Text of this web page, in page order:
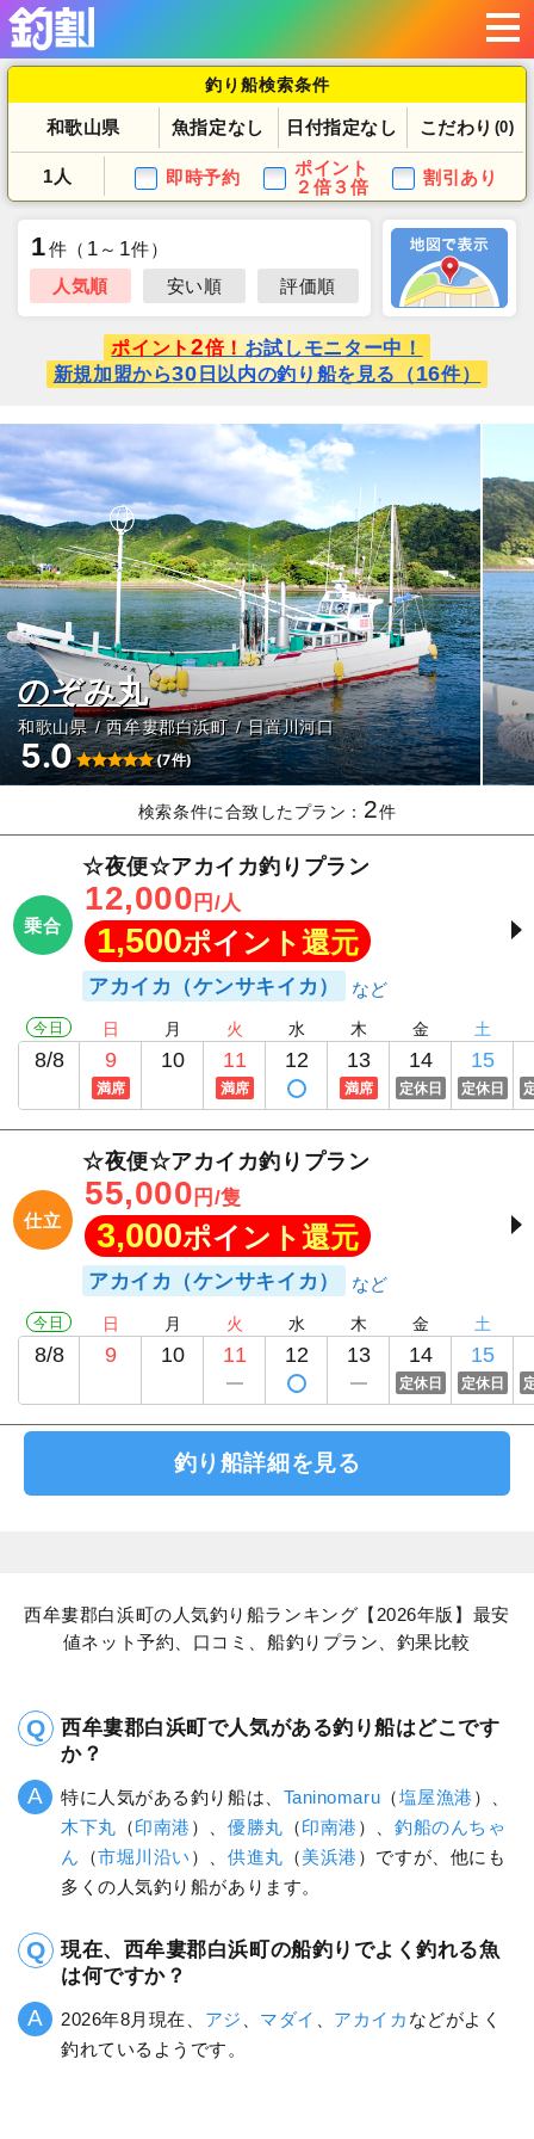
釣り船検索条件
和歌山県 魚指定なし 日付指定なし こだわり (0)
1人 即時予約
ポイント
２倍３倍
割引あり
1件 （ 1 ～ 1件）
人気順
安い順 評価順
ポイント 2倍！ お試しモニター中！
新規加盟から30 日以内の釣り船を見る（16件）
のぞみ丸
和歌山県 西牟婁郡白浜町 日置川河口
5.0 (7件)
検索条件に合致したプラン： 2件
乗合
☆夜便☆アカイカ釣りプラン
12,000 円/人
1,500ポイント還元
アカイカ（ケンサキイカ）
今日
8/8
日
9
満席
月
10
火
11
満席
水
12
木
13
満席
金
14
定休日
土
15
定休日
仕立
☆夜便☆アカイカ釣りプラン
55,000 円/隻
3,000ポイント還元
アカイカ（ケンサキイカ）
今日
8/8
日
9
月
10
火
11
水
12
木
13
金
14
定休日
土
15
定休日
釣り船詳細を見る
西牟婁郡白浜町の人気釣り船ランキング【2026年版】最安
値ネット予約、口コミ、船釣りプラン、釣果比較
西牟婁郡白浜町で人気がある釣り船はどこです
か？
特に人気がある釣り船は、 Taninomaru （塩屋漁港 ）、
木下丸 （印南港 ）、 優勝丸 （印南港 ）、 釣船のんちゃ
ん （市堀川沿い ）、 供進丸 （美浜港 ）ですが、他にも
多くの人気釣り船があります。
現在、西牟婁郡白浜町の船釣りでよく釣れる魚
は何ですか？
2026年8月現在、 アジ マダイ アカイカ などがよく
釣れているようです。